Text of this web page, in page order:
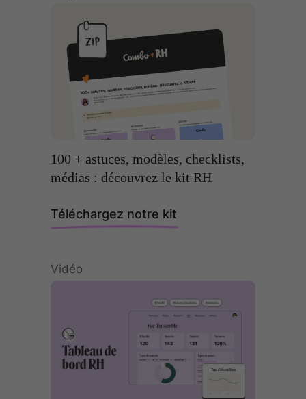
100 + astuces, modèles, checklists,
médias : découvrez le kit RH
Téléchargez notre kit
Vidéo